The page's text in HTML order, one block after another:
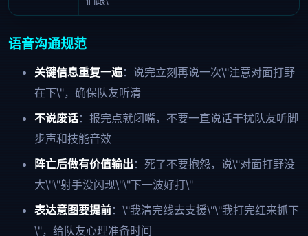
语音沟通规范
关键信息重复一遍：说完立刻再说一次\"注意对面打野
在下\"，确保队友听清
不说废话：报完点就闭嘴，不要一直说话干扰队友听脚
步声和技能音效
阵亡后做有价值输出 ：死了不要抱怨，说\"对面打野没
大\"\"射手没闪现\"\"下一波好打\"
表达意图要提前：\"我清完线去支援\"\"我打完红来抓下
\"，给队友心理准备时间